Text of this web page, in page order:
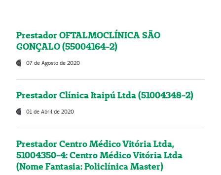
Prestador OFTALMOCLÍNICA SÃO
GONÇALO (55004164-2)
07 de Agosto de 2020
Prestador Clínica Itaipú Ltda (51004348-2)
01 de Abril de 2020
Prestador Centro Médico Vitória Ltda,
51004350-4: Centro Médico Vitória Ltda
(Nome Fantasia: Policlínica Master)